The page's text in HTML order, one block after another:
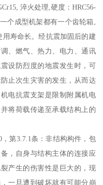
淬火处理,硬度：HRC56-
个成型机架都有一个齿轮箱,
寿命长。经抗震加固后的建
、燃气、热力、电力、通讯
设防烈度的地震发生时，可
止次生灾害的发生，从而达
电抗震支架是限制附属机电
将荷载传递至承载结构上的
第3.7.1条：非结构构件，包
，自身与结构主体的连接应
产生的伤害性是巨大的，现
一旦遭到破坏就有可能分崩